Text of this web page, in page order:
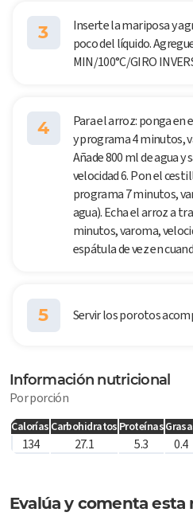
3
Inserte la mariposa y
poco del líquido.
MIN/100°C/GIRO
4
Para el arroz: ponga en
y programa 4 minutos,
Añade 800 ml de agua y
velocidad 6. Pon el
programa 7 minutos,
agua). Echa el arroz a
minutos, varoma,
espátula de vez en
5 Servir los porotos
Información nutricional
Por porción
Calorías Carbohidratos Proteínas
134 27.1 5.3 0.4
Evalúa y comenta esta